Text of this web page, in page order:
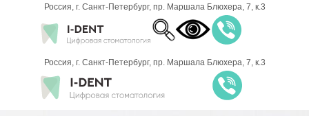
Россия, г. Санкт-Петербург, пр. Маршала Блюхера, 7, к.3
8 (812) 701-
00-21
Россия, г. Санкт-Петербург, пр. Маршала Блюхера, 7, к.3